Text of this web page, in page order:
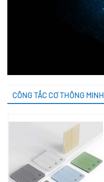
CÔNG TẮC CƠ THÔNG MINH